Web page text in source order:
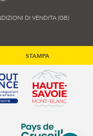
DI VENDITA (GB)
STAMPA
une nouvelle fenêtre)
de France (s'ouvre
France (s'ouvre dans
nouvelle fenêtre)
de communes du
Communauté de